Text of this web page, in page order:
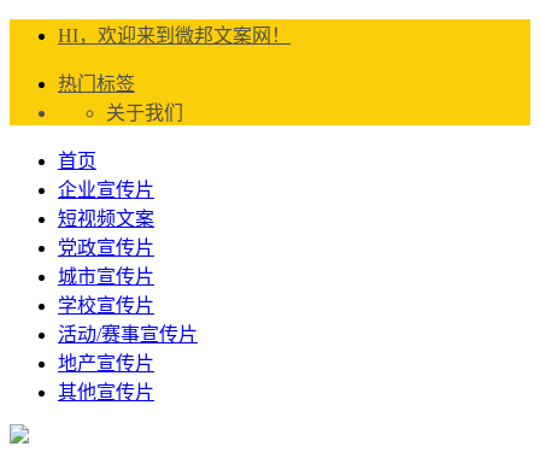
HI，欢迎来到微邦文案网！
热门标签
关于我们
首页
企业宣传片
短视频文案
党政宣传片
城市宣传片
学校宣传片
活动/赛事宣传片
地产宣传片
其他宣传片